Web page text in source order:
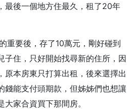
最後一個地方住最久，租了20年
重要後，存了10萬元，剛好碰到
子住，只好開始找尋新的住所，因
原本房東只打算出租，後來選擇出
錢能支付頭期款，但姊姊們也想讓
家合資買下那間房。